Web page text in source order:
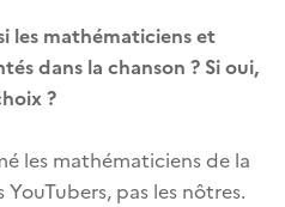
les mathématiciens et
dans la chanson ? Si oui,
?
les mathématiciens de la
pas les nôtres.